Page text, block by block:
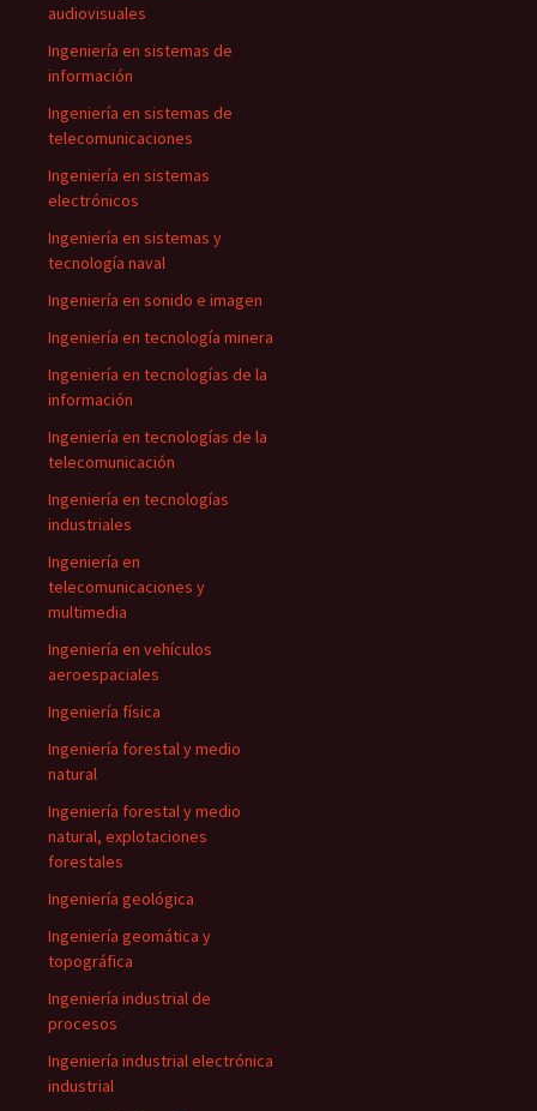
audiovisuales
Ingeniería en sistemas de
información
Ingeniería en sistemas de
telecomunicaciones
Ingeniería en sistemas
electrónicos
Ingeniería en sistemas y
tecnología naval
Ingeniería en sonido e imagen
Ingeniería en tecnología minera
Ingeniería en tecnologías de la
información
Ingeniería en tecnologías de la
telecomunicación
Ingeniería en tecnologías
industriales
Ingeniería en
telecomunicaciones y
multimedia
Ingeniería en vehículos
aeroespaciales
Ingeniería física
Ingeniería forestal y medio
natural
Ingeniería forestal y medio
natural, explotaciones
forestales
Ingeniería geológica
Ingeniería geomática y
topográfica
Ingeniería industrial de
procesos
Ingeniería industrial electrónica
industrial